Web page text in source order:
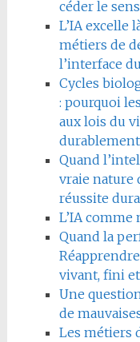
céder le sens
L’IA excelle
métiers de
l’interface
Cycles
: pourquoi
aux lois du
durablement
Quand
vraie nature
réussite
L’IA
Quand la
vivant, fini
Une
de
Les métiers